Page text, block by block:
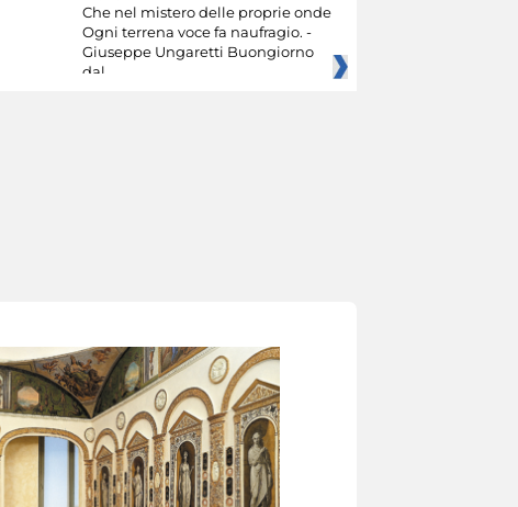
Che nel mistero delle proprie onde
Ogni terrena voce fa naufragio. -
Giuseppe Ungaretti Buongiorno
dal